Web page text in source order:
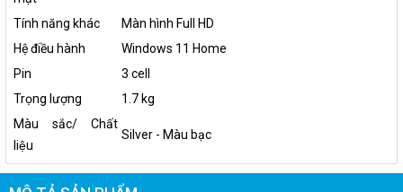
Tính năng khác
Màn hình Full HD
Hệ điều hành
Windows 11 Home
Pin
3 cell
Trọng lượng
1.7 kg
Màu sắc/ Chất
liệu
Silver - Màu bạc